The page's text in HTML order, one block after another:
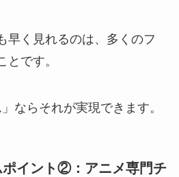
早く見れるのは、多くのフ
とです。
ならそれが実現できます。
イント②：アニメ専門チ